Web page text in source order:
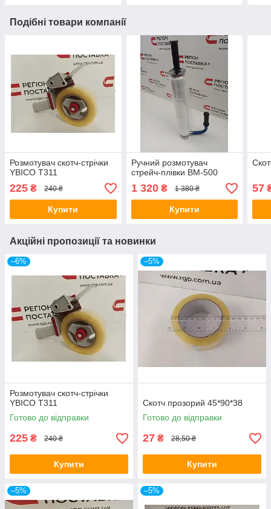
Подібні товари компанії
Розмотувач скотч-стрічки
YBICO T311
225 ₴ 240 ₴
Купити
Ручний розмотувач
стрейч-плівки BM-500
1 320₴ 1 380 ₴
Купити
57
Акційні пропозиції та новинки
–6%
Розмотувач скотч-стрічки
YBICO T311
Готово до відправки
225 ₴ 240 ₴
Купити
–5%
Скотч прозорий 45*90*38
Готово до відправки
27 ₴ 28,50 ₴
Купити
–5% –5%